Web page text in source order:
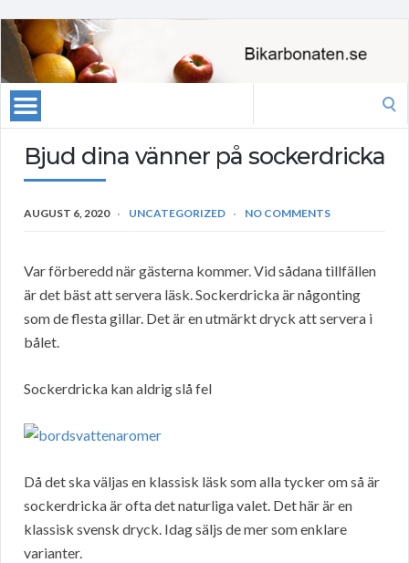
Bjud dina vänner på sockerdricka
AUGUST 6, 2020 UNCATEGORIZED NO COMMENTS
Var förberedd när gästerna kommer. Vid sådana tillfällen
är det bäst att servera läsk. Sockerdricka är någonting
som de flesta gillar. Det är en utmärkt dryck att servera i
bålet.
Sockerdricka kan aldrig slå fel
Då det ska väljas en klassisk läsk som alla tycker om så är
sockerdricka är ofta det naturliga valet. Det här är en
klassisk svensk dryck. Idag säljs de mer som enklare
varianter.